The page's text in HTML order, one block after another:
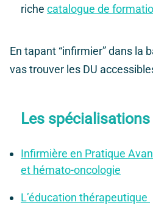
riche catalogue de
En tapant “infirmier” dans la
vas trouver les DU
Les
Infirmière en Pratique
et hémato-oncologie
L’éducation thérapeutique